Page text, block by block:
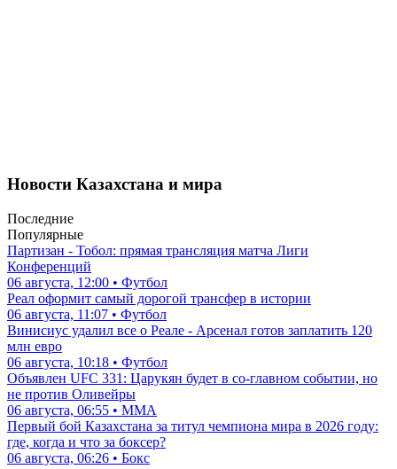
Новости Казахстана и мира
Последние
Популярные
Партизан - Тобол: прямая трансляция матча Лиги
Конференций
06 августа, 12:00 • Футбол
Реал оформит самый дорогой трансфер в истории
06 августа, 11:07 • Футбол
Винисиус удалил все о Реале - Арсенал готов заплатить 120
млн евро
06 августа, 10:18 • Футбол
Объявлен UFC 331: Царукян будет в со-главном событии, но
не против Оливейры
06 августа, 06:55 • ММА
Первый бой Казахстана за титул чемпиона мира в 2026 году:
где, когда и что за боксер?
06 августа, 06:26 • Бокс